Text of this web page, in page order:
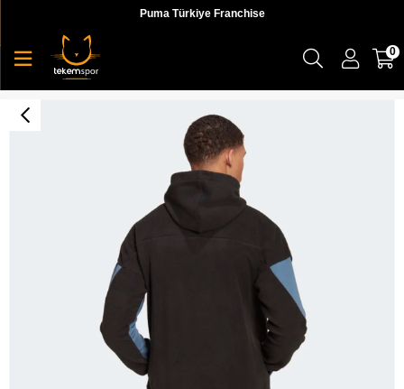
Puma Türkiye Franchise
0